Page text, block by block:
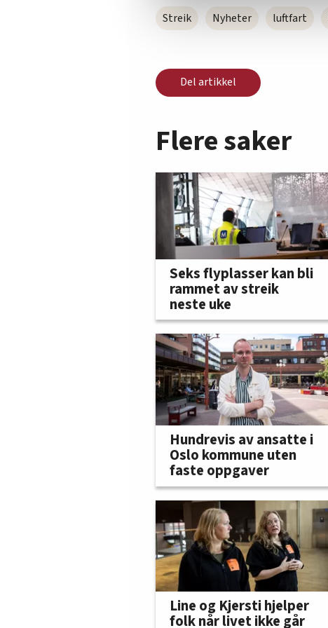
Streik Nyheter luftfart
Del artikkel
Flere saker
Seks flyplasser kan bli
rammet av streik
neste uke
Hundrevis av ansatte i
Oslo kommune uten
faste oppgaver
Line og Kjersti hjelper
folk når livet ikke går